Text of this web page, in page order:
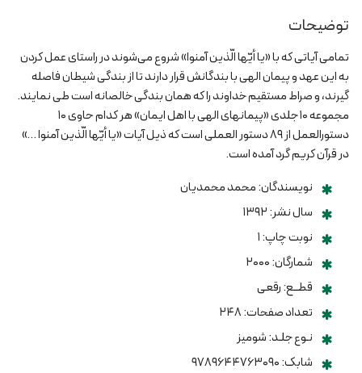
توضیحات
تمامی آیاتی که با «یا أیّها الّذین آمنوا» شروع می‌شوند در راستای عمل کردن
به این عهد و پیمان الهی با بندگانش قرار دارند تا از بندگی شیطان فاصله
گیرند، و صراط مستقیم خداوند را که همان بندگی خالصانه است طی نمایند.
مجموعه ۱۰ جلدی «پیمانهای الهی با اهل ایمان» هر کدام حاوی ۱۰
دستورالعمل از ۸۹ دستور العملی است که ذیل آیات «یا أیّها الّذین آمنوا …»
در قرآن کریم گرد آمده است.
نویسندگان: محمد محمدیان
سال نشر: ۱۳۹۲
نوبت چاپ: ۱
شمارگان: ۲۰۰۰
قطــع: رقعی
تعداد صفحات: ۲۴۸
نـوع جلـد: شومیز
شابک: ۹۷۸۹۶۴۴۷۶۳۰۹۰